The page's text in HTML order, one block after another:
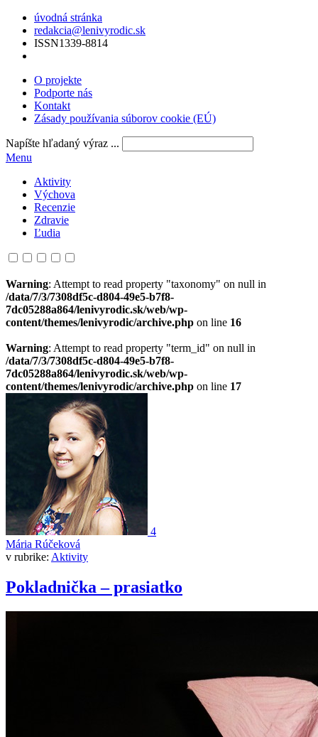
úvodná stránka
redakcia@lenivyrodic.sk
ISSN1339-8814
O projekte
Podporte nás
Kontakt
Zásady používania súborov cookie (EÚ)
Napíšte hľadaný výraz ...
Menu
Aktivity
Výchova
Recenzie
Zdravie
Ľudia
Warning: Attempt to read property "taxonomy" on null in
/data/7/3/7308df5c-d804-49e5-b7f8-
7dc05288a864/lenivyrodic.sk/web/wp-
content/themes/lenivyrodic/archive.php on line 16
Warning: Attempt to read property "term_id" on null in
/data/7/3/7308df5c-d804-49e5-b7f8-
7dc05288a864/lenivyrodic.sk/web/wp-
content/themes/lenivyrodic/archive.php on line 17
4
Mária Rúčeková
v rubrike: Aktivity
Pokladnička – prasiatko